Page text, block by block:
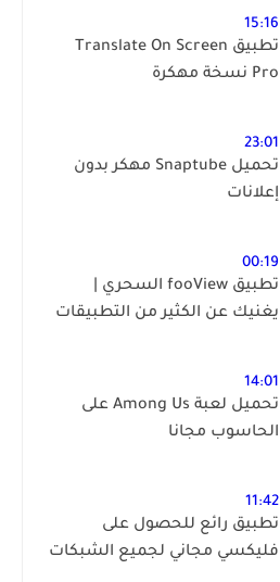
15:16
تطبيق Translate On Screen
Pro نسخة مهكرة
23:01
تحميل Snaptube مهكر بدون
إعلانات
00:19
تطبيق fooView السحري |
يغنيك عن الكثير من التطبيقات
14:01
تحميل لعبة Among Us على
الحاسوب مجانا
11:42
تطبيق رائع للحصول على
فليكسي مجاني لجميع الشبكات